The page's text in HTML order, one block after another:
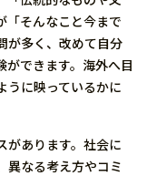
「そんなこと今まで
が多く、改めて自分
できます。海外へ目
うに映っているかに
があります。社会に
異なる考え方やコミ